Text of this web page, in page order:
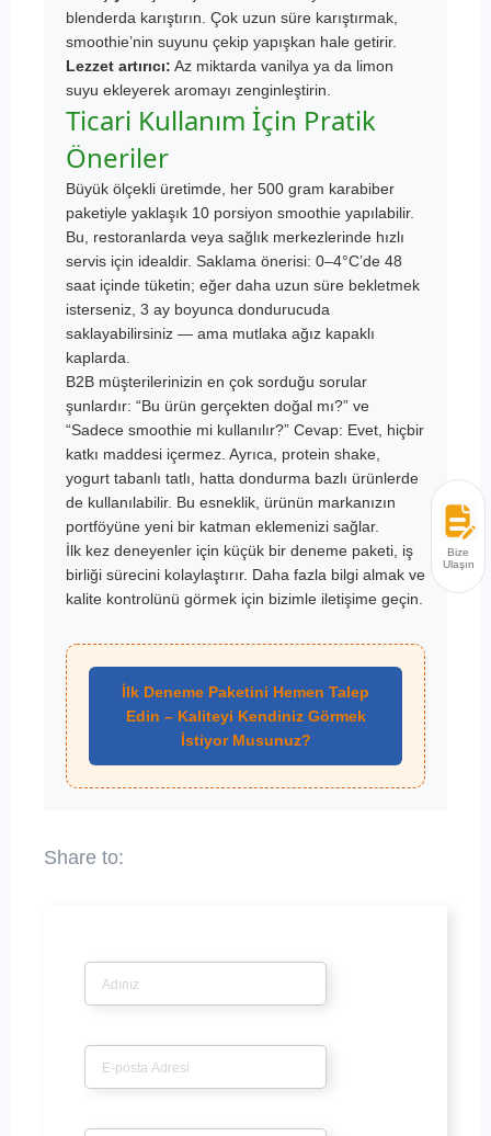
blenderda karıştırın. Çok uzun süre karıştırmak,
smoothie’nin suyunu çekip yapışkan hale getirir.
Lezzet artırıcı: Az miktarda vanilya ya da limon
suyu ekleyerek aromayı zenginleştirin.
Ticari Kullanım İçin Pratik
Öneriler
Büyük ölçekli üretimde, her 500 gram karabiber
paketiyle yaklaşık 10 porsiyon smoothie yapılabilir.
Bu, restoranlarda veya sağlık merkezlerinde hızlı
servis için idealdir. Saklama önerisi: 0–4°C’de 48
saat içinde tüketin; eğer daha uzun süre bekletmek
isterseniz, 3 ay boyunca dondurucuda
saklayabilirsiniz — ama mutlaka ağız kapaklı
kaplarda.
B2B müşterilerinizin en çok sorduğu sorular
şunlardır: “Bu ürün gerçekten doğal mı?” ve
“Sadece smoothie mi kullanılır?” Cevap: Evet, hiçbir
katkı maddesi içermez. Ayrıca, protein shake,
yogurt tabanlı tatlı, hatta dondurma bazlı ürünlerde
de kullanılabilir. Bu esneklik, ürünün markanızın
portföyüne yeni bir katman eklemenizi sağlar.
İlk kez deneyenler için küçük bir deneme paketi, iş
birliği sürecini kolaylaştırır. Daha fazla bilgi almak ve
kalite kontrolünü görmek için bizimle iletişime geçin.
İlk Deneme Paketini Hemen Talep
Edin – Kaliteyi Kendiniz Görmek
İstiyor Musunuz?
Bize
Ulaşın